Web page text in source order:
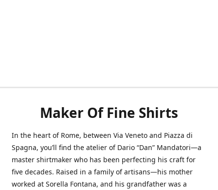
Maker Of Fine Shirts
In the heart of Rome, between Via Veneto and Piazza di
Spagna, you’ll find the atelier of Dario “Dan” Mandatori—a
master shirtmaker who has been perfecting his craft for
five decades. Raised in a family of artisans—his mother
worked at Sorella Fontana, and his grandfather was a